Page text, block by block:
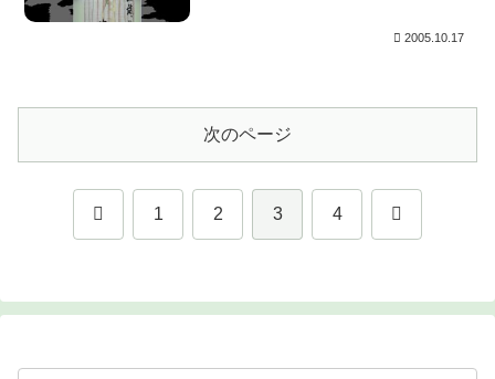
300mlの小瓶に詰められ、春夏秋冬それぞ
2005.10.17
次のページ
前 1 2 3 4 次